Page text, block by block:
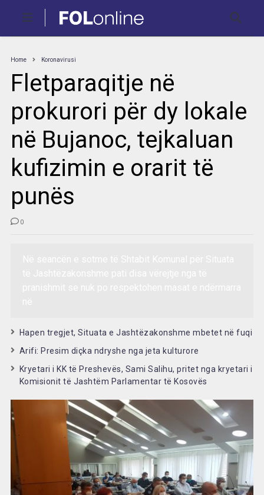
Home Koronavirusi
Fletparaqitje në
prokurori për dy lokale
në Bujanoc, tejkaluan
kufizimin e orarit të
punës
0
Hapen tregjet, Situata e Jashtëzakonshme mbetet në fuqi
Arifi: Presim diçka ndryshe nga jeta kulturore
Kryetari i KK të Preshevës, Sami Salihu, pritet nga kryetari i
Komisionit të Jashtëm Parlamentar të Kosovës